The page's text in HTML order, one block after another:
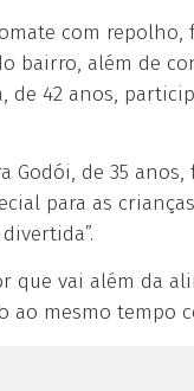
com
bairro, além de
de 42 anos,
Godói, de 35
para as
que vai além da
ao mesmo tempo